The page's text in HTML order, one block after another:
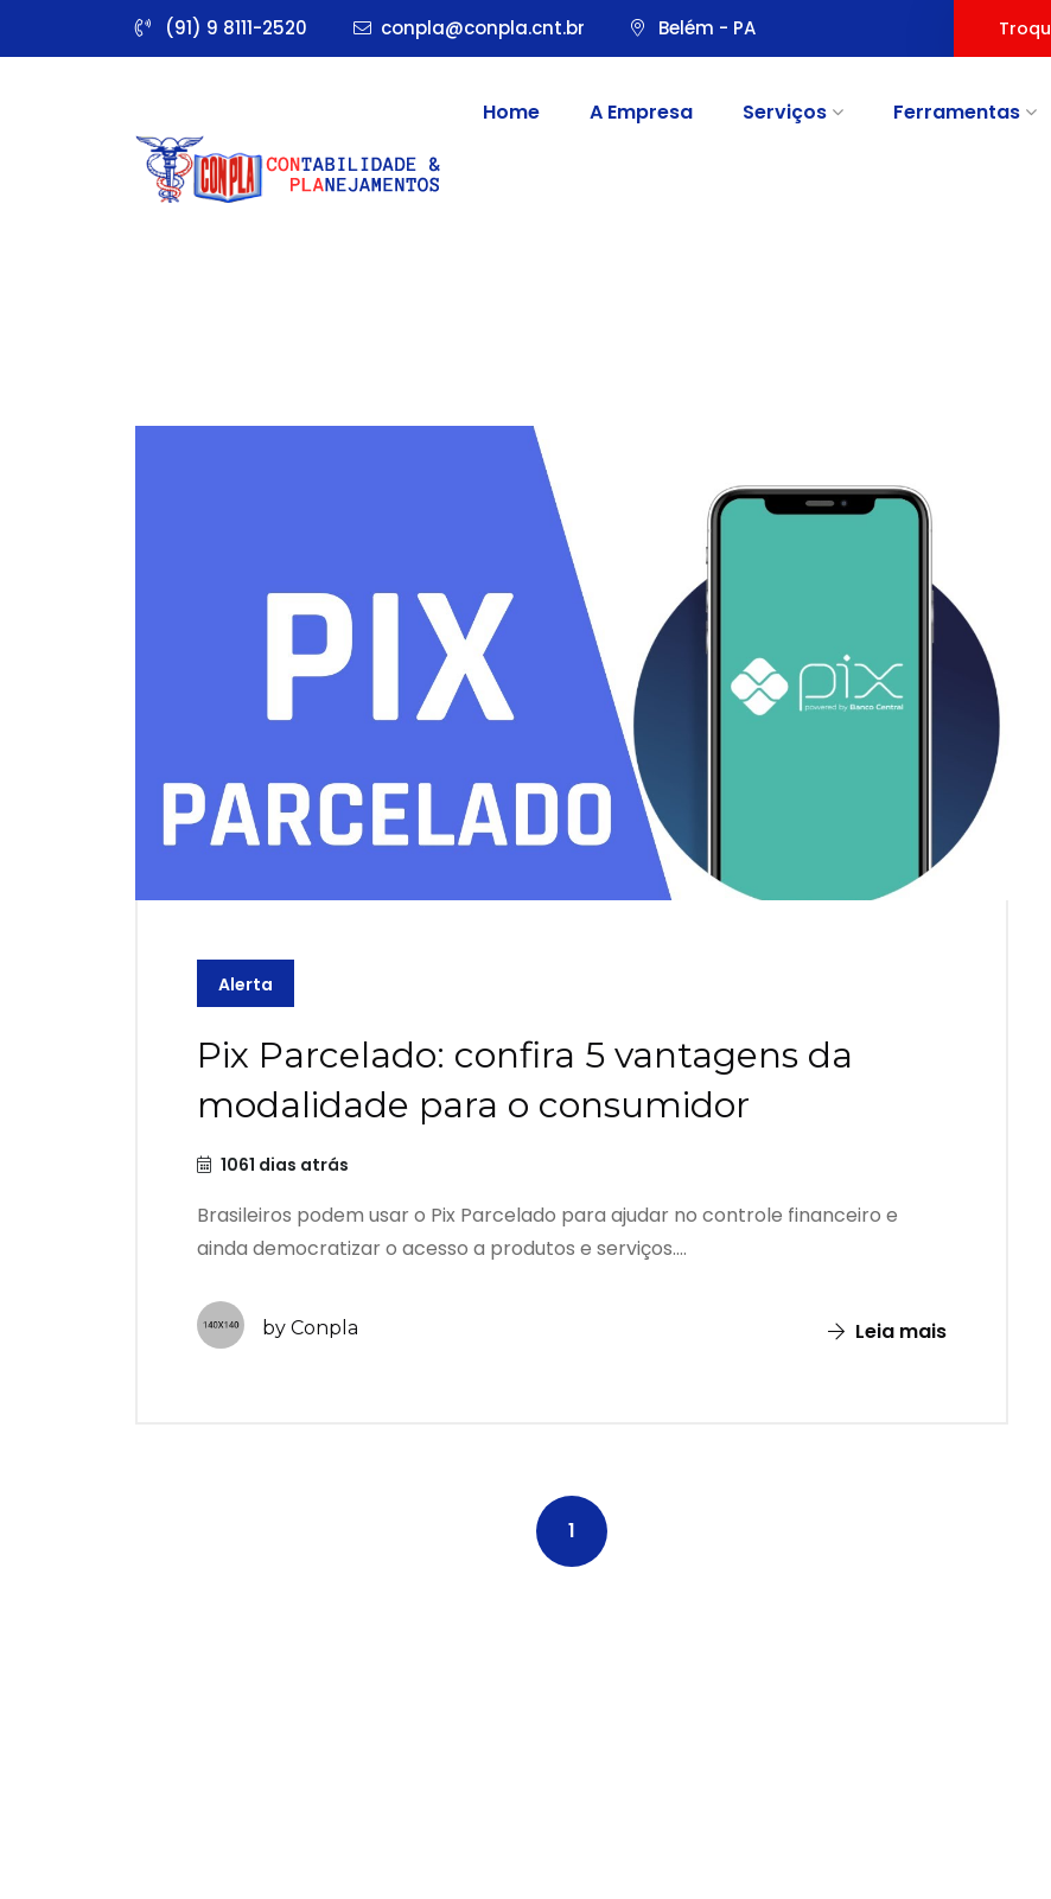
(91) 9 8111-2520 conpla@conpla.cnt.br Belém - PA
Home A Empresa Serviços Ferramentas
Alerta
Pix Parcelado: confira 5 vantagens da
modalidade para o consumidor
1061 dias atrás
Brasileiros podem usar o Pix Parcelado para ajudar no controle financeiro e
ainda democratizar o acesso a produtos e serviços....
by Conpla Leia mais
1